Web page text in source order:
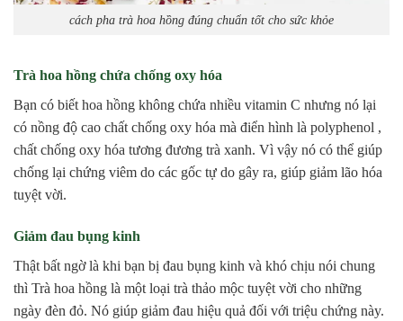
cách pha trà hoa hồng đúng chuẩn tốt cho sức khỏe
Trà hoa hồng chứa chống oxy hóa
Bạn có biết hoa hồng không chứa nhiều vitamin C nhưng nó lại
có nồng độ cao chất chống oxy hóa mà điển hình là polyphenol ,
chất chống oxy hóa tương đương trà xanh. Vì vậy nó có thể giúp
chống lại chứng viêm do các gốc tự do gây ra, giúp giảm lão hóa
tuyệt vời.
Giảm đau bụng kinh
Thật bất ngờ là khi bạn bị đau bụng kinh và khó chịu nói chung
thì Trà hoa hồng là một loại trà thảo mộc tuyệt vời cho những
ngày đèn đỏ. Nó giúp giảm đau hiệu quả đối với triệu chứng này.